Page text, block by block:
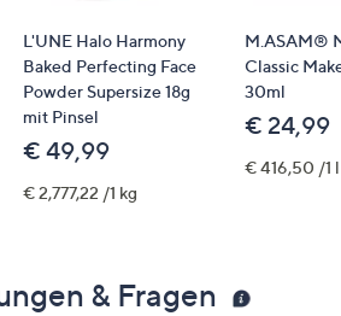
L'UNE Halo Harmony
Baked Perfecting Face
Powder Supersize 18g
mit Pinsel
€ 49,99
€ 2,777,22 /1 kg
M.ASAM®
Classic
30ml
€ 24,99
€ 416,50 /1 l
& Fragen